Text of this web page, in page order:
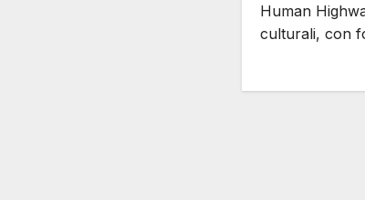
Human
culturali, con